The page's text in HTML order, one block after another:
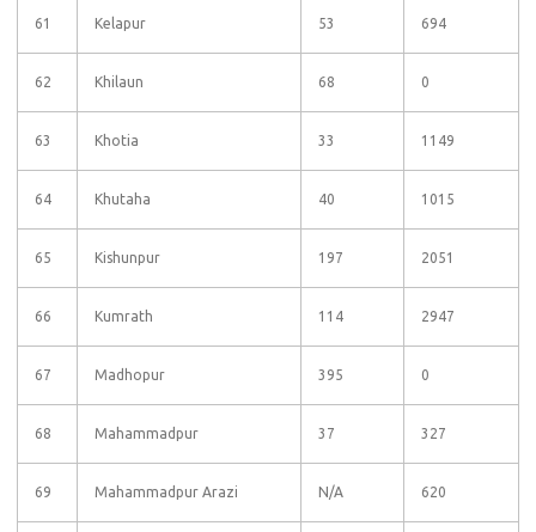
61 Kelapur 53 694
62 Khilaun 68 0
63 Khotia 33 1149
64 Khutaha 40 1015
65 Kishunpur 197 2051
66 Kumrath 114 2947
67 Madhopur 395 0
68 Mahammadpur 37 327
69 Mahammadpur Arazi N/A 620